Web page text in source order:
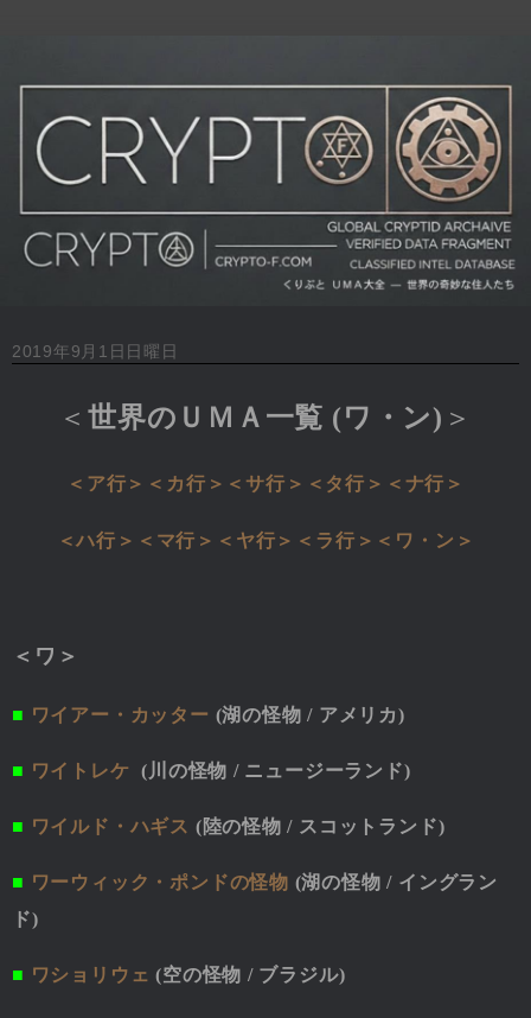
2019年9月1日日曜日
＜ 世界のＵＭＡ一覧 (ワ・ン) ＞
＜ア行＞ ＜カ行＞ ＜サ行＞ ＜タ行＞ ＜ナ行＞
＜ハ行＞ ＜マ行＞ ＜ヤ行＞ ＜ラ行＞ ＜ワ・ン＞
＜ワ＞
■ ワイアー・カッター (湖の怪物 / アメリカ)
■ ワイトレケ (川の怪物 / ニュージーランド)
■ ワイルド・ハギス (陸の怪物 / スコットランド)
■ ワーウィック・ポンドの怪物 (湖の怪物 / イングラン
ド)
■ ワショリウェ (空の怪物 / ブラジル)